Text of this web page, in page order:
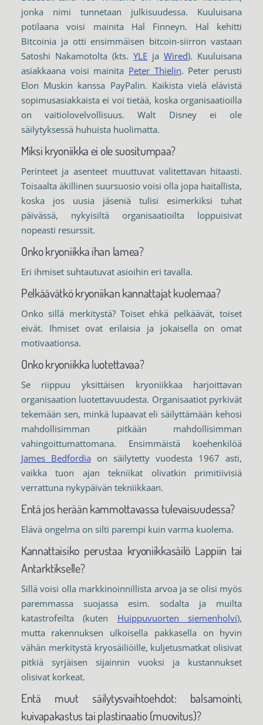
jonka nimi tunnetaan julkisuudessa. Kuuluisana
potilaana voisi mainita Hal Finneyn. Hal kehitti
Bitcoinia ja otti ensimmäisen bitcoin-siirron vastaan
Satoshi Nakamotolta (kts. YLE jaWired). Kuuluisana
asiakkaana voisi mainita Peter Thielin. Peter perusti
Elon Muskin kanssa PayPalin. Kaikista vielä elävistä
sopimusasiakkaista ei voi tietää, koska organisaatioilla
on vaitiolovelvollisuus. Walt Disney ei ole
säilytyksessä huhuista huolimatta.
Miksi kryoniikka ei ole suositumpaa?
Perinteet ja asenteet muuttuvat valitettavan hitaasti.
Toisaalta äkillinen suursuosio voisi olla jopa haitallista,
koska jos uusia jäseniä tulisi esimerkiksi tuhat
päivässä, nykyisiltä organisaatioilta loppuisivat
nopeasti resurssit.
Onko kryoniikka ihan lamea?
Eri ihmiset suhtautuvat asioihin eri tavalla.
Pelkäävätkö kryoniikan kannattajat kuolemaa?
Onko sillä merkitystä? Toiset ehkä pelkäävät, toiset
eivät. Ihmiset ovat erilaisia ja jokaisella on omat
motivaationsa.
Onko kryoniikka luotettavaa?
Se riippuu yksittäisen kryoniikkaa harjoittavan
organisaation luotettavuudesta. Organisaatiot pyrkivät
tekemään sen, minkä lupaavat eli säilyttämään kehosi
mahdollisimman pitkään mahdollisimman
vahingoittumattomana. Ensimmäistä koehenkilöä
James Bedfordia on säilytetty vuodesta 1967 asti,
vaikka tuon ajan tekniikat olivatkin primitiivisiä
verrattuna nykypäivän tekniikkaan.
Entä jos herään kammottavassa tulevaisuudessa?
Elävä ongelma on silti parempi kuin varma kuolema.
Kannattaisiko perustaa kryoniikkasäilö Lappiin tai
Antarktikselle?
Sillä voisi olla markkinoinnillista arvoa ja se olisi myös
paremmassa suojassa esim. sodalta ja muilta
katastrofeilta (kuten Huippuvuorten siemenholvi),
mutta rakennuksen ulkoisella pakkasella on hyvin
vähän merkitystä kryosäiliöille, kuljetusmatkat olisivat
pitkiä syrjäisen sijainnin vuoksi ja kustannukset
olisivat korkeat.
Entä muut säilytysvaihtoehdot: balsamointi,
kuivapakastus tai plastinaatio (muovitus)?